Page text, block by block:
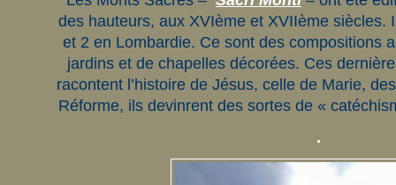
des hauteurs, aux XVIème et XVIIème siècles.
et 2 en Lombardie. Ce sont des compositions
jardins et de chapelles décorées. Ces
racontent l’histoire de Jésus, celle de Marie,
Réforme, ils devinrent des sortes de «
.